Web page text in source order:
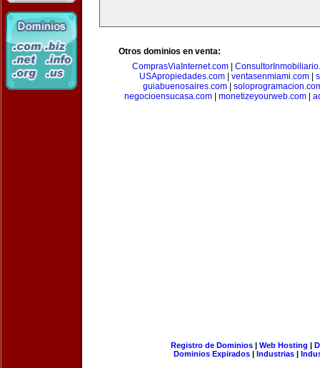
Otros dominios en venta:
ComprasViaInternet.com
USApropiedades.com| ventasenmiami.com|
guiabuenosaires.com|
negocioensucasa.com
monetizeyourweb.com
Registro de Dominios| Web Hosting |
Dominios Expirados | Industrias |